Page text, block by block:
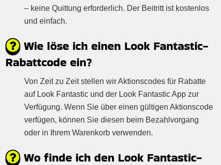
– keine Quittung erforderlich. Der Beitritt ist kostenlos
und einfach.
Wie löse ich einen Look Fantastic-
Rabattcode ein?
Von Zeit zu Zeit stellen wir Aktionscodes für Rabatte
auf Look Fantastic und der Look Fantastic App zur
Verfügung. Wenn Sie über einen gültigen Aktionscode
verfügen, können Sie diesen beim Bezahlvorgang
oder in Ihrem Warenkorb verwenden.
Wo finde ich den Look Fantastic-